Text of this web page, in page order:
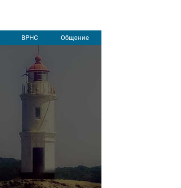
ВРНС Общение